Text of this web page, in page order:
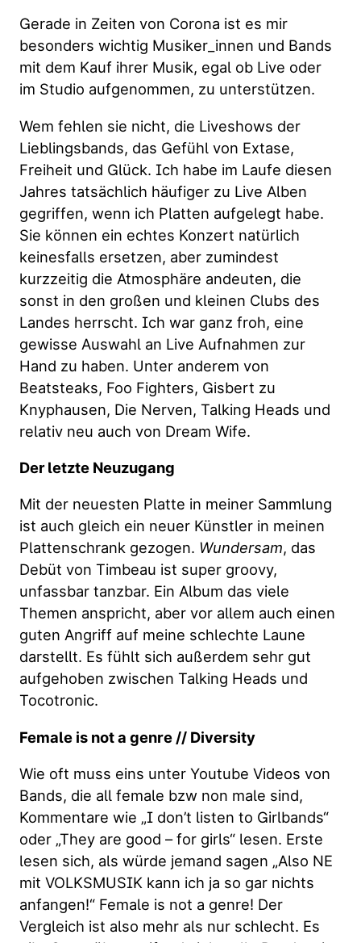
Gerade in Zeiten von Corona ist es mir
besonders wichtig Musiker_innen und Bands
mit dem Kauf ihrer Musik, egal ob Live oder
im Studio aufgenommen, zu unterstützen.
Wem fehlen sie nicht, die Liveshows der
Lieblingsbands, das Gefühl von Extase,
Freiheit und Glück. Ich habe im Laufe diesen
Jahres tatsächlich häufiger zu Live Alben
gegriffen, wenn ich Platten aufgelegt habe.
Sie können ein echtes Konzert natürlich
keinesfalls ersetzen, aber zumindest
kurzzeitig die Atmosphäre andeuten, die
sonst in den großen und kleinen Clubs des
Landes herrscht. Ich war ganz froh, eine
gewisse Auswahl an Live Aufnahmen zur
Hand zu haben. Unter anderem von
Beatsteaks, Foo Fighters, Gisbert zu
Knyphausen, Die Nerven, Talking Heads und
relativ neu auch von Dream Wife.
Der letzte Neuzugang
Mit der neuesten Platte in meiner Sammlung
ist auch gleich ein neuer Künstler in meinen
Plattenschrank gezogen. Wundersam, das
Debüt von Timbeau ist super groovy,
unfassbar tanzbar. Ein Album das viele
Themen anspricht, aber vor allem auch einen
guten Angriff auf meine schlechte Laune
darstellt. Es fühlt sich außerdem sehr gut
aufgehoben zwischen Talking Heads und
Tocotronic.
Female is not a genre // Diversity
Wie oft muss eins unter Youtube Videos von
Bands, die all female bzw non male sind,
Kommentare wie „I don’t listen to Girlbands“
oder „They are good – for girls“ lesen. Erste
lesen sich, als würde jemand sagen „Also NE
mit VOLKSMUSIK kann ich ja so gar nichts
anfangen!“ Female is not a genre! Der
Vergleich ist also mehr als nur schlecht. Es